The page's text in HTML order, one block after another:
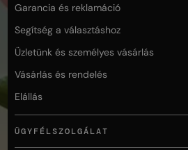
Garancia és reklamáció
Segítség a választáshoz
Üzletünk és személyes vásárlás
Vásárlás és rendelés
Elállás
ÜGYFÉLSZOLGÁLAT